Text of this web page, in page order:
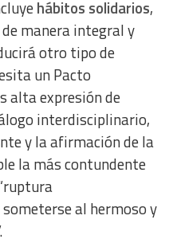
hábitos solidarios,
manera integral y
otro tipo de
un Pacto
alta expresión de
interdisciplinario,
y la afirmación de la
la más contundente
al hermoso y